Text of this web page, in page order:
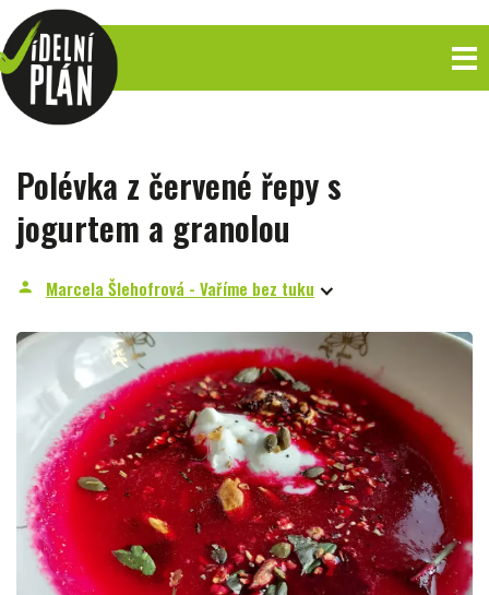
Polévka z červené řepy s
jogurtem a granolou
person Marcela Šlehofrová - Vaříme bez tuku